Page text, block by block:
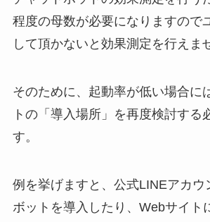
程度の母数が必要になりますので
して頂かないと効果測定を行えま
そのために、起動率が低い場合に
トの「導入場所」を再度検討する
す。
例を挙げますと、公式LINEアカウ
ボットを導入したり、 Webサイト